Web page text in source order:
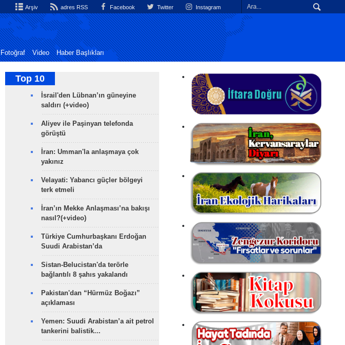
Arşiv adres RSS Facebook Twitter Instagram
Fotoğraf Video Haber Başlıkları
Top 10
İsrail'den Lübnan’ın güneyine
saldırı (+video)
Aliyev ile Paşinyan telefonda
görüştü
İran: Umman'la anlaşmaya çok
yakınız
Velayati: Yabancı güçler bölgeyi
terk etmeli
İran’ın Mekke Anlaşması’na bakışı
nasıl?(+video)
Türkiye Cumhurbaşkanı Erdoğan
Suudi Arabistan’da
Sistan-Belucistan'da terörle
bağlantılı 8 şahıs yakalandı
Pakistan'dan “Hürmüz Boğazı”
açıklaması
Yemen: Suudi Arabistan’a ait petrol
tankerini balistik…